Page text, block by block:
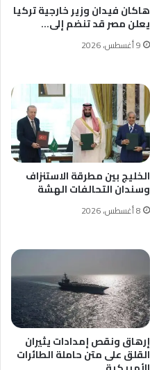
هاكان فيدان وزير خارجية تركيا
يعلن مصر قد تنضم إلى…
9 أغسطس، 2026
الخليج بين مطرقة الاستنزاف
وسندان التحالفات الهشة
8 أغسطس، 2026
إرهاق ونقص إمدادات يثيران
القلق على متن حاملة الطائرات